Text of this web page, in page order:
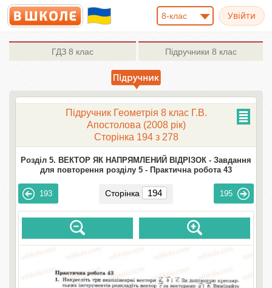
8-клас
ГДЗ 8 клас Підручники 8 клас
Підручник Геометрія 8 клас Г.В.
Апостолова (2008 рік)
Сторінка 194 з 278
Розділ 5. ВЕКТОР ЯК НАПРЯМЛЕНИЙ ВІДРІЗОК - Завдання
для повторення розділу 5 - Практична робота 43
193 Сторінка 195